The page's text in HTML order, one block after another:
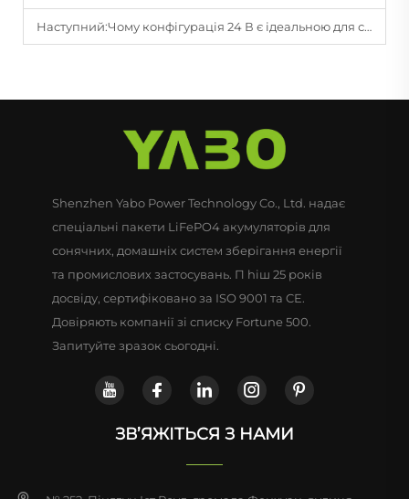
Наступний:Чому конфігурація 24 В є ідеальною для систем зберігання енергії середньої потужності?
Shenzhen Yabo Power Technology Co., Ltd. надає
спеціальні пакети LiFePO4 акумуляторів для
сонячних, домашніх систем зберігання енергії
та промислових застосувань. П hiш 25 років
досвіду, сертифіковано за ISO 9001 та CE.
Довіряють компанії зі списку Fortune 500.
Запитуйте зразок сьогодні.
ЗВ’ЯЖІТЬСЯ З НАМИ